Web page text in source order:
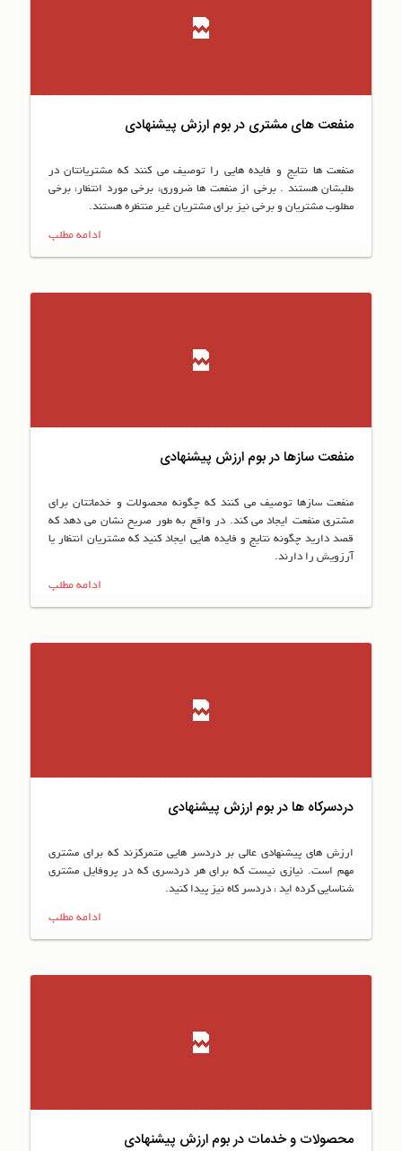
منفعت های مشتری در بوم ارزش پیشنهادی
منفعت ها نتایج و فایده هایی را توصیف می کنند که مشتریانتان در
طلبشان هستند . برخی از منفعت ها ضروری، برخی مورد انتظار، برخی
مطلوب مشتریان و برخی نیز برای مشتریان غیر منتظره هستند.
ادامه مطلب
منفعت سازها در بوم ارزش پیشنهادی
منفعت سازها توصیف می کنند که چگونه محصولات و خدماتتان برای
مشتری منفعت ایجاد می کند. در واقع به طور صریح نشان می دهد که
قصد دارید چگونه نتایج و فایده هایی ایجاد کنید که مشتریان انتظار یا
آرزویش را دارند.
ادامه مطلب
دردسرکاه ها در بوم ارزش پیشنهادی
ارزش های پیشنهادی عالی بر دردسر هایی متمرکزند که برای مشتری
مهم است. نیازی نیست که برای هر دردسری که در پروفایل مشتری
شناسایی کرده اید ، دردسر کاه نیز پیدا کنید.
ادامه مطلب
محصولات و خدمات در بوم ارزش پیشنهادی